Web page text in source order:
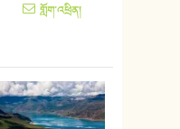
གློག་འཕྲིན།